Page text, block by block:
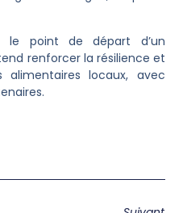
le point de départ d’un
renforcer la résilience et
locaux, avec